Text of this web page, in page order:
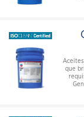
que